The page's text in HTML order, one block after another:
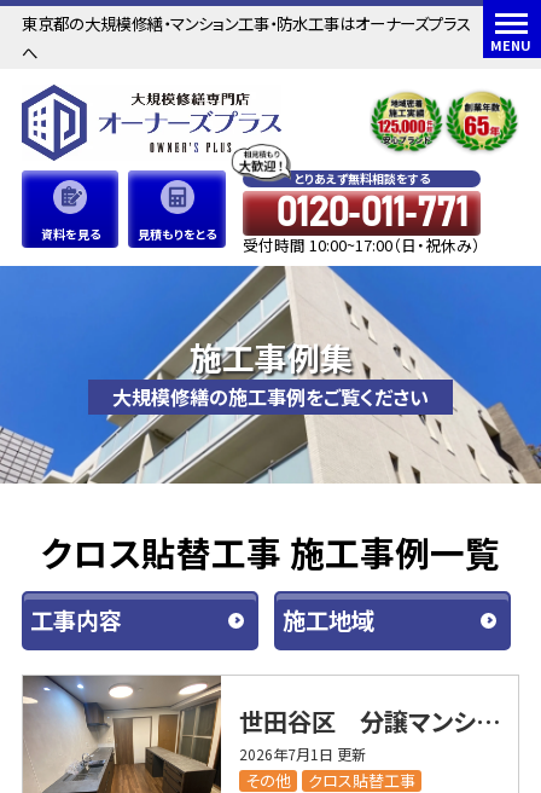
MENU
東京都の大規模修繕・マンション工事・防水工事はオーナーズプラス
へ
資料を見る 見積もりをとる
とりあえず無料相談をする
0120-011-771
受付時間 10:00~17:00（日・祝休み）
施工事例集
大規模修繕の施工事例をご覧ください
クロス貼替工事 施工事例一覧
工事内容 施工地域
世田谷区 分譲マンションR 内装改修工事
2026年7月1日 更新
その他
クロス貼替工事